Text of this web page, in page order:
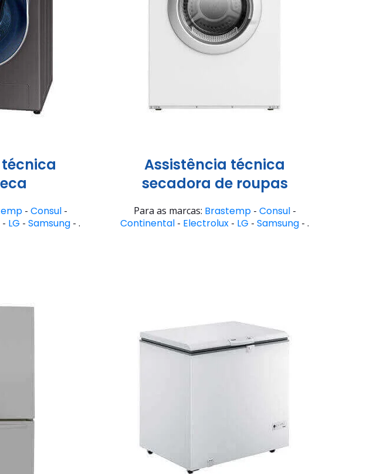
- Consul-
- LG - Samsung - .
Assistência técnica
secadora de roupas
Para as marcas: Brastemp- Consul-
Continental - Electrolux - LG - Samsung - .